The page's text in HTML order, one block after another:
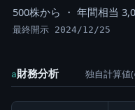
500株から ・ 年間相当
最終開示 2024/12/25
a財務分析 独自計算値